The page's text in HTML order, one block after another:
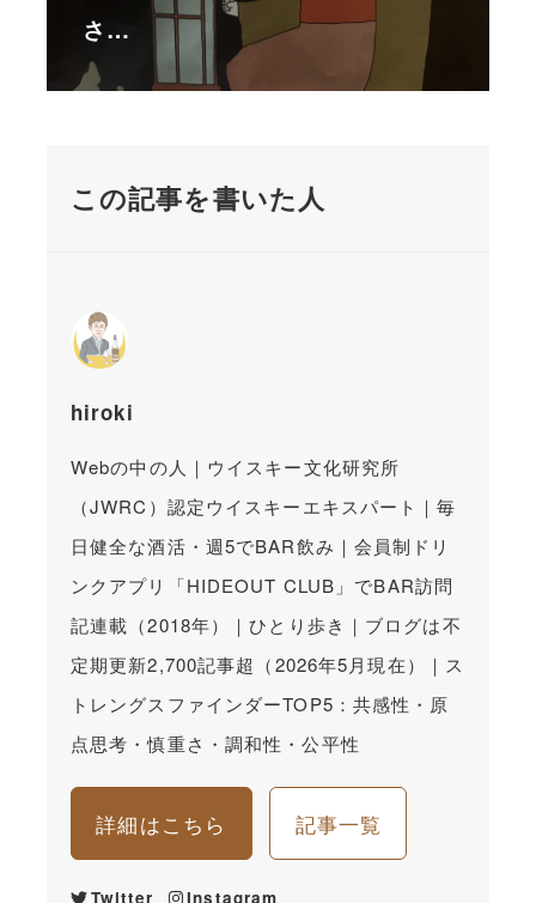
さ…
この記事を書いた人
hiroki
Webの中の人｜ウイスキー文化研究所
（JWRC）認定ウイスキーエキスパート｜毎
日健全な酒活・週5でBAR飲み｜会員制ドリ
ンクアプリ「HIDEOUT CLUB」でBAR訪問
記連載（2018年）｜ひとり歩き｜ブログは不
定期更新2,700記事超（2026年5月現在）｜ス
トレングスファインダーTOP5：共感性・原
点思考・慎重さ・調和性・公平性
詳細はこちら 記事一覧
Twitter Instagram